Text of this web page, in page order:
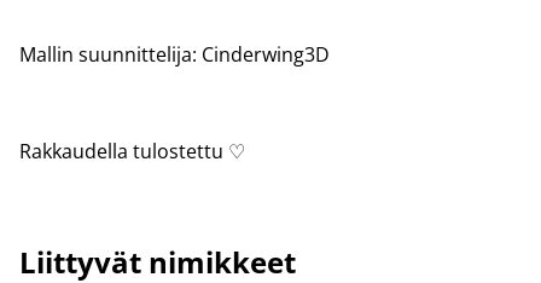
Mallin suunnittelija: Cinderwing3D
Rakkaudella tulostettu ♡
Liittyvät nimikkeet